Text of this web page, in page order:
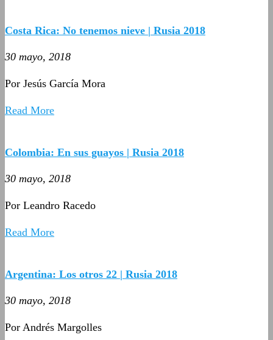
Costa Rica: No tenemos nieve | Rusia 2018
30 mayo, 2018
Por Jesús García Mora
Read More
Colombia: En sus guayos | Rusia 2018
30 mayo, 2018
Por Leandro Racedo
Read More
Argentina: Los otros 22 | Rusia 2018
30 mayo, 2018
Por Andrés Margolles